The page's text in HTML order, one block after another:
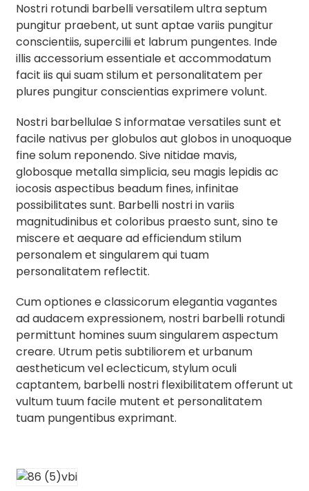
Nostri rotundi barbelli versatilem ultra septum
pungitur praebent, ut sunt aptae variis pungitur
conscientiis, supercilii et labrum pungentes. Inde
illis accessorium essentiale et accommodatum
facit iis qui suam stilum et personalitatem per
plures pungitur conscientias exprimere volunt.
Nostri barbellulae S informatae versatiles sunt et
facile nativus per globulos aut globos in unoquoque
fine solum reponendo. Sive nitidae mavis,
globosque metalla simplicia, seu magis lepidis ac
iocosis aspectibus beadum fines, infinitae
possibilitates sunt. Barbelli nostri in variis
magnitudinibus et coloribus praesto sunt, sino te
miscere et aequare ad efficiendum stilum
personalem et singularem qui tuam
personalitatem reflectit.
Cum optiones e classicorum elegantia vagantes
ad audacem expressionem, nostri barbelli rotundi
permittunt homines suum singularem aspectum
creare. Utrum petis subtiliorem et urbanum
aestheticum vel eclecticum, stylum oculi
captantem, barbelli nostri flexibilitatem offerunt ut
vultum tuum facile mutent et personalitatem
tuam pungentibus exprimant.